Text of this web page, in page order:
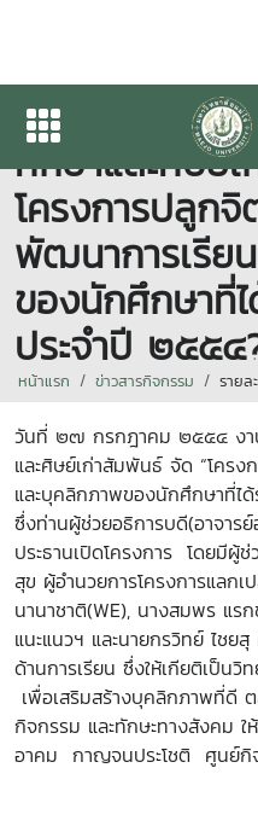
งานแนะแนว ก
ศึกษาและศิษย์
โครงการปลูก
พัฒนาการเรีย
ของนักศึกษาที่
ประจำปี ๒๕๕๔
หน้าแรก ข่าวสารกิจกรรม รายล
วันที่ ๒๗ กรกฎาคม ๒๕๕๔ งา
และศิษย์เก่าสัมพันธ์ จัด “โคร
และบุคลิกภาพของนักศึกษาที่ไ
ซึ่งท่านผู้ช่วยอธิการบดี(อาจาร
ประธานเปิดโครงการ โดยมีผู้
สุข ผู้อำนวยการโครงการแลก
นานาชาติ(WE), นางสมพร แ
แนะแนวฯ และนายกรวิทย์ ไชยสุ
ด้านการเรียน ซึ่งให้เกียติเป็นวิ
เพื่อเสริมสร้างบุคลิกภาพที่ดี
กิจกรรม และทักษะทางสังคม
อาคม กาญจนประโชติ ศูนย์กิ